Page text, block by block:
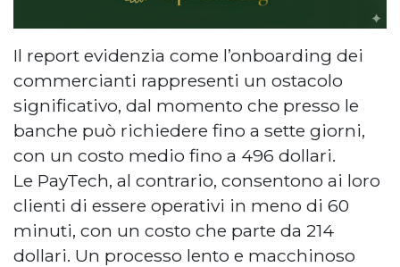
Il report evidenzia come l’onboarding dei
commercianti rappresenti un ostacolo
significativo, dal momento che presso le
banche può richiedere fino a sette giorni,
con un costo medio fino a 496 dollari.
Le PayTech, al contrario, consentono ai loro
clienti di essere operativi in meno di 60
minuti, con un costo che parte da 214
dollari. Un processo lento e macchinoso